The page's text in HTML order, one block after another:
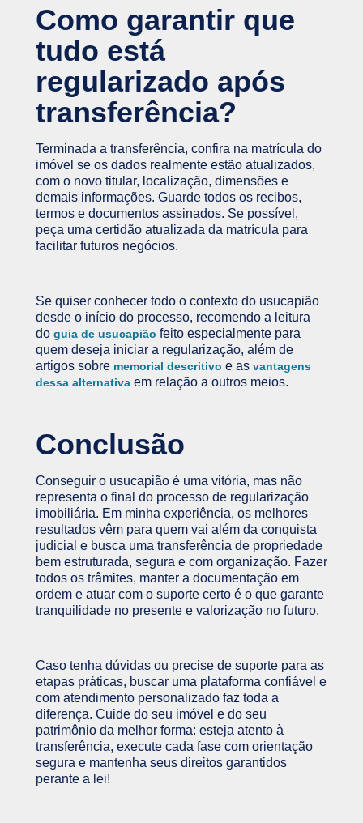
Como garantir que
tudo está
regularizado após
transferência?
Terminada a transferência, confira na matrícula do
imóvel se os dados realmente estão atualizados,
com o novo titular, localização, dimensões e
demais informações. Guarde todos os recibos,
termos e documentos assinados. Se possível,
peça uma certidão atualizada da matrícula para
facilitar futuros negócios.
Se quiser conhecer todo o contexto do usucapião
desde o início do processo, recomendo a leitura
do guia de usucapião feito especialmente para
quem deseja iniciar a regularização, além de
artigos sobre memorial descritivo e as vantagens
dessa alternativa em relação a outros meios.
Conclusão
Conseguir o usucapião é uma vitória, mas não
representa o final do processo de regularização
imobiliária. Em minha experiência, os melhores
resultados vêm para quem vai além da conquista
judicial e busca uma transferência de propriedade
bem estruturada, segura e com organização. Fazer
todos os trâmites, manter a documentação em
ordem e atuar com o suporte certo é o que garante
tranquilidade no presente e valorização no futuro.
Caso tenha dúvidas ou precise de suporte para as
etapas práticas, buscar uma plataforma confiável e
com atendimento personalizado faz toda a
diferença. Cuide do seu imóvel e do seu
patrimônio da melhor forma: esteja atento à
transferência, execute cada fase com orientação
segura e mantenha seus direitos garantidos
perante a lei!